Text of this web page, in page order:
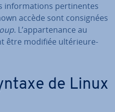
in­for­ma­tions per­ti­nentes
accède sont con­sig­nées
. L’ap­par­te­nance au
être modifiée ul­té­rieu­re­
de Linux